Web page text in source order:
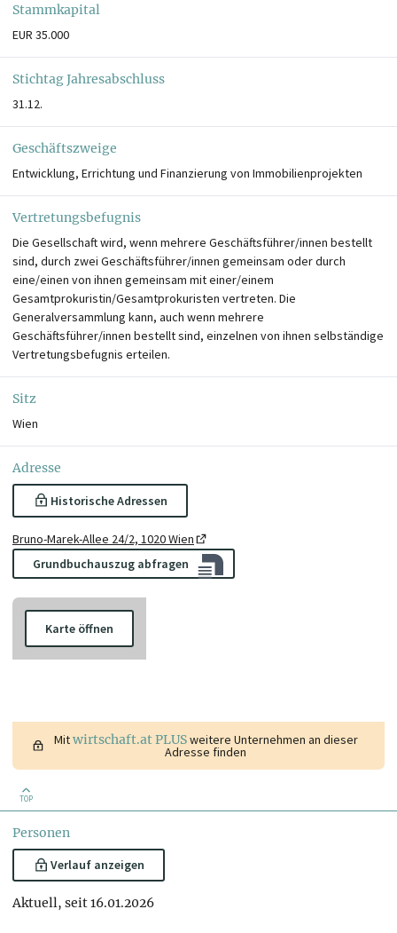
Stammkapital
EUR 35.000
Stichtag Jahresabschluss
31.12.
Geschäftszweige
Entwicklung, Errichtung und Finanzierung von Immobilienprojekten
Vertretungsbefugnis
Die Gesellschaft wird, wenn mehrere Geschäftsführer/innen bestellt
sind, durch zwei Geschäftsführer/innen gemeinsam oder durch
eine/einen von ihnen gemeinsam mit einer/einem
Gesamtprokuristin/Gesamtprokuristen vertreten. Die
Generalversammlung kann, auch wenn mehrere
Geschäftsführer/innen bestellt sind, einzelnen von ihnen selbständige
Vertretungsbefugnis erteilen.
Sitz
Wien
Adresse
Historische Adressen
Bruno-Marek-Allee 24/2, 1020 Wien
Grundbuchauszug abfragen
Karte öffnen
Mitwirtschaft.at PLUSweitere Unternehmen an dieser
Adresse finden
TOP
Personen
Verlauf anzeigen
Aktuell, seit 16.01.2026